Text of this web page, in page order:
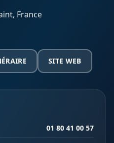
France
SITE WEB
01 80 41 00 57